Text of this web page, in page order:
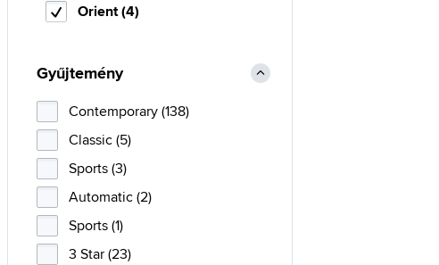
Orient (4)
Gyűjtemény
Contemporary (138)
Classic (5)
Sports (3)
Automatic (2)
Sports (1)
3 Star (23)